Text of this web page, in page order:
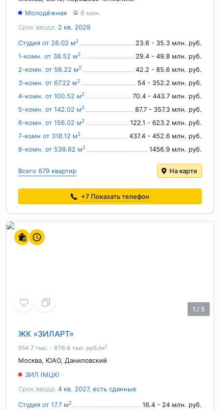
Срок ввода: 2 кв. 2029
Молодёжная 8 мин.
Студия от 28.02 м2
23.6 - 35.3 млн. руб.
1-комн. от 38.52 м2
29.4 - 49.8 млн. руб.
2-комн. от 58.22 м2
42.2 - 85.6 млн. руб.
3-комн. от 67.22 м2
54 - 352.2 млн. руб.
4-комн. от 100.52 м2
70.4 - 443.7 млн. руб.
5-комн. от 142.02 м2
87.7 - 357.3 млн. руб.
6-комн. от 156.02 м2
122.1 - 623.2 млн. руб.
7-комн от 318.12 м2
437.4 - 452.6 млн. руб.
8-комн. от 539.62 м2 1456.9 млн. руб.
Всего 679 квартир На карте
+7 Показать телефон
1 / 5
ЖК «ЗИЛАРТ»
554.7 тыс. - 876.6 тыс. руб./м2
Москва, ЮАО, Даниловский
Срок ввода: 4 кв. 2027, есть сданные
ЗИЛ (МЦК)
Студия от 17.7 м2
16.4 - 24 млн. руб.